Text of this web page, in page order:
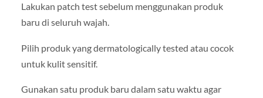
Lakukan patch test sebelum menggunakan produk
baru di seluruh wajah.
Pilih produk yang dermatologically tested atau cocok
untuk kulit sensitif.
Gunakan satu produk baru dalam satu waktu agar